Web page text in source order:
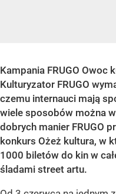
Kampania FRUGO Owoc
Kulturyzator FRUGO
czemu internauci mają
wiele sposobów można
dobrych manier FRUGO
konkurs Ożeż kultura, w
1000 biletów do kin w
śladami street artu.